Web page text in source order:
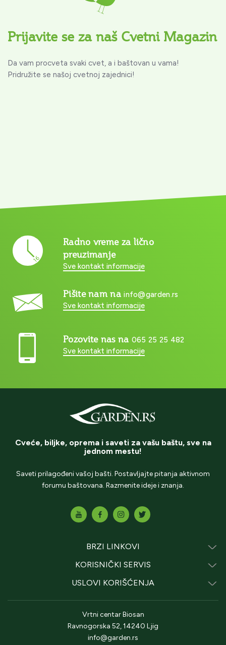
Prijavite se za naš Cvetni Magazin
Da vam procveta svaki cvet, a i baštovan u vama!
Pridružite se našoj cvetnoj zajednici!
Radno vreme za lično
preuzimanje
Sve kontakt informacije
Pišite nam nainfo@garden.rs
Sve kontakt informacije
Pozovite nas na 065 25 25 482
Sve kontakt informacije
Cveće, biljke, oprema i saveti za vašu baštu, sve na
jednom mestu!
Saveti prilagođeni vašoj bašti. Postavljajte pitanja aktivnom
forumu baštovana. Razmenite ideje i znanja.
BRZI LINKOVI
KORISNIČKI SERVIS
USLOVI KORIŠĆENJA
Vrtni centar Biosan
Ravnogorska 52, 14240 Ljig
info@garden.rs